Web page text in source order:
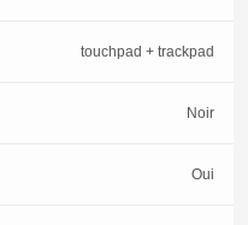
touchpad + trackpad
Noir
Oui